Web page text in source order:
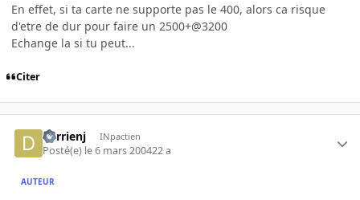
En effet, si ta carte ne supporte pas le 400, alors ca risque
d'etre de dur pour faire un 2500+@3200
Echange la si tu peut...
Citer
derrienj INpactien
Posté(e) le 6 mars 200422 a
AUTEUR